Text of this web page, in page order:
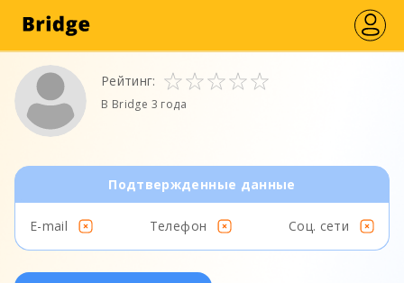
Рейтинг:
В Bridge 3 года
Подтвержденные данные
E-mail Телефон Соц. сети